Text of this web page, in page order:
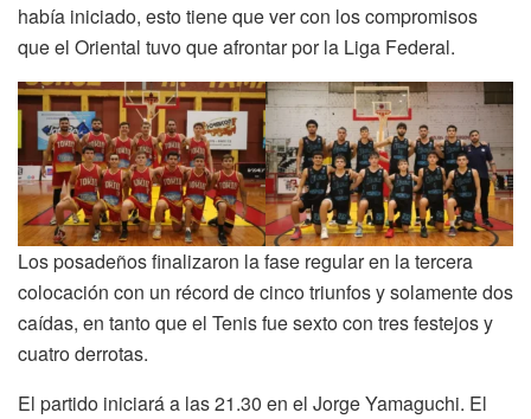
había iniciado, esto tiene que ver con los compromisos
que el Oriental tuvo que afrontar por la Liga Federal.
Los posadeños finalizaron la fase regular en la tercera
colocación con un récord de cinco triunfos y solamente dos
caídas, en tanto que el Tenis fue sexto con tres festejos y
cuatro derrotas.
El partido iniciará a las 21.30 en el Jorge Yamaguchi. El